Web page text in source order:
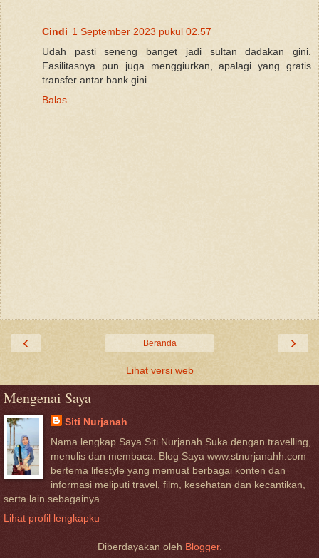
Cindi 1 September 2023 pukul 02.57
Udah pasti seneng banget jadi sultan dadakan gini.
Fasilitasnya pun juga menggiurkan, apalagi yang gratis
transfer antar bank gini..
Balas
‹ ›
Beranda
Lihat versi web
Mengenai Saya
Siti Nurjanah
Nama lengkap Saya Siti Nurjanah Suka dengan travelling,
menulis dan membaca. Blog Saya www.stnurjanahh.com
bertema lifestyle yang memuat berbagai konten dan
informasi meliputi travel, film, kesehatan dan kecantikan,
serta lain sebagainya.
Lihat profil lengkapku
Diberdayakan oleh Blogger.